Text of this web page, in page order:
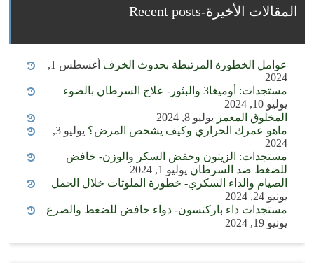
المقالات الأخيرة-Recent posts
عوامل الخطورة المرتبطة بحدوث الخرف
أغسطس 1,
2024
مستجدات: أوميغا3 والبثور- علاج السرطان بالضوء
يوليو 10, 2024
المخلوق المعمر يوليو 8, 2024
ماهو عمرك الحراري وكيف يشخص المرض؟
يوليو 3,
2024
مستجدات: الزيتون وخفض السكر والوزن- خافض
للضغط ضد السرطان يوليو 1, 2024
الصيام والداء السكري- خطورة الملوثات خلال الحمل
يونيو 24, 2024
مستجدات داء باركنسون- دواء خافض للضغط والصرع
يونيو 19, 2024